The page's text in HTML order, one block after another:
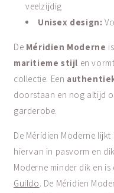
veelzijdig
Unisex design:
De Méridien Moderne
maritieme stijl en
collectie. Een
doorstaan en nog altijd
garderobe.
De Méridien Moderne lijkt
hiervan in pasvorm en
Moderne minder dik en
Guildo. De Méridien